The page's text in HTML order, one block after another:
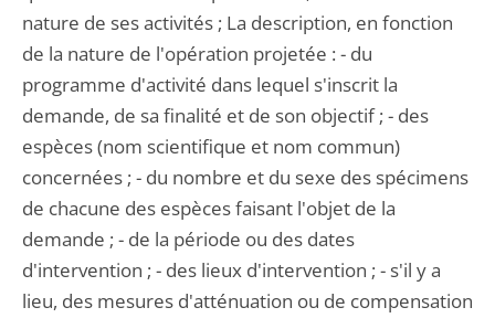
nature de ses activités ; La description, en fonction
de la nature de l'opération projetée : - du
programme d'activité dans lequel s'inscrit la
demande, de sa finalité et de son objectif ; - des
espèces (nom scientifique et nom commun)
concernées ; - du nombre et du sexe des spécimens
de chacune des espèces faisant l'objet de la
demande ; - de la période ou des dates
d'intervention ; - des lieux d'intervention ; - s'il y a
lieu, des mesures d'atténuation ou de compensation